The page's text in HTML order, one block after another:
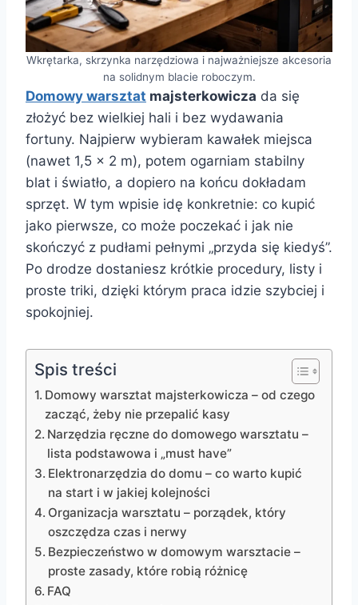
Wkrętarka, skrzynka narzędziowa i najważniejsze akcesoria
na solidnym blacie roboczym.
Domowy warsztat majsterkowicza da się
złożyć bez wielkiej hali i bez wydawania
fortuny. Najpierw wybieram kawałek miejsca
(nawet 1,5 × 2 m), potem ogarniam stabilny
blat i światło, a dopiero na końcu dokładam
sprzęt. W tym wpisie idę konkretnie: co kupić
jako pierwsze, co może poczekać i jak nie
skończyć z pudłami pełnymi „przyda się kiedyś”.
Po drodze dostaniesz krótkie procedury, listy i
proste triki, dzięki którym praca idzie szybciej i
spokojniej.
Spis treści
Domowy warsztat majsterkowicza – od czego
zacząć, żeby nie przepalić kasy
Narzędzia ręczne do domowego warsztatu –
lista podstawowa i „must have”
Elektronarzędzia do domu – co warto kupić
na start i w jakiej kolejności
Organizacja warsztatu – porządek, który
oszczędza czas i nerwy
Bezpieczeństwo w domowym warsztacie –
proste zasady, które robią różnicę
FAQ